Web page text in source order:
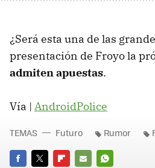
¿Será esta una de las
presentación de Froyo la
admiten apuestas.
Vía | AndroidPolice
TEMAS Futuro Rumor